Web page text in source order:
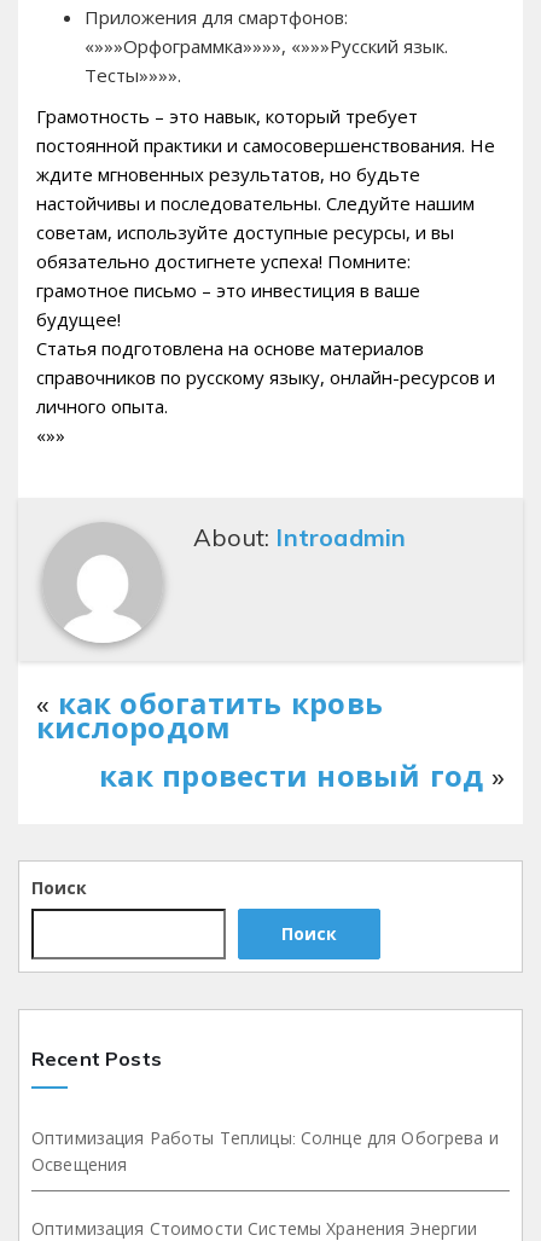
Приложения для смартфонов:
«»»»Орфограммка»»»», «»»»Русский язык.
Тесты»»»».
Грамотность – это навык, который требует
постоянной практики и самосовершенствования. Не
ждите мгновенных результатов, но будьте
настойчивы и последовательны. Следуйте нашим
советам, используйте доступные ресурсы, и вы
обязательно достигнете успеха! Помните:
грамотное письмо – это инвестиция в ваше
будущее!
Статья подготовлена на основе материалов
справочников по русскому языку, онлайн-ресурсов и
личного опыта.
«»»
About: Introadmin
« как обогатить кровь
кислородом
как провести новый год »
Поиск
Поиск
Recent Posts
Оптимизация Работы Теплицы: Солнце для Обогрева и
Освещения
Оптимизация Стоимости Системы Хранения Энергии